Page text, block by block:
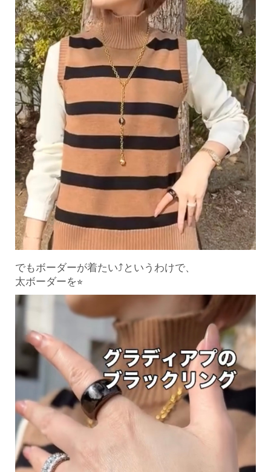
でもボーダーが着たい⤴︎というわけで、
太ボーダーを⭐︎